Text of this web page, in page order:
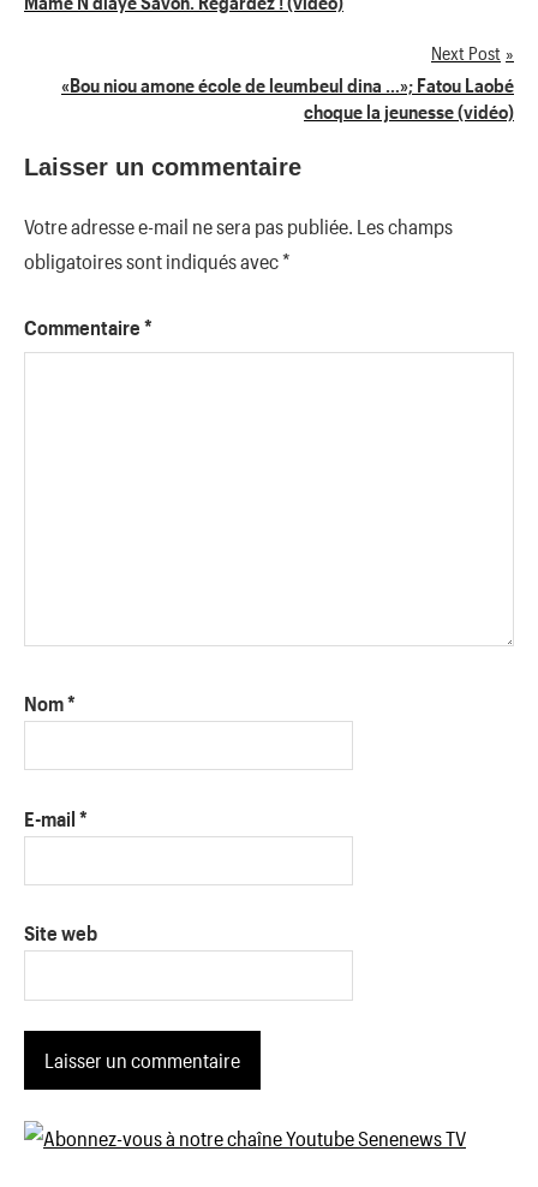
de
Next Post
«Bou niou amone école de leumbeul dina …»; Fatou Laobé
choque la jeunesse (vidéo)
Laisser un commentaire
Votre adresse e-mail ne sera pas publiée. Les champs
obligatoires sont indiqués avec*
Commentaire *
Nom*
E-mail *
Site web